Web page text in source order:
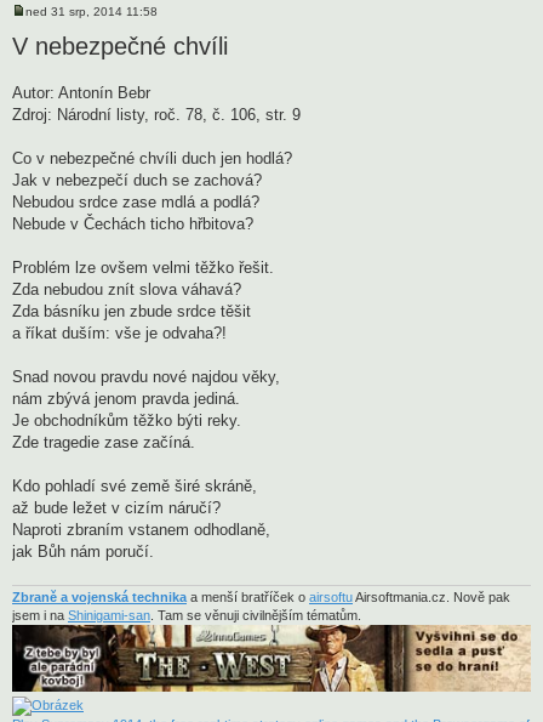
ř
ě
v
e
ned 31 srp, 2014 11:58
V nebezpečné chvíli
Autor: Antonín Bebr
Zdroj: Národní listy, roč. 78, č. 106, str. 9
Co v nebezpečné chvíli duch jen hodlá?
Jak v nebezpečí duch se zachová?
Nebudou srdce zase mdlá a podlá?
Nebude v Čechách ticho hřbitova?
Problém lze ovšem velmi těžko řešit.
Zda nebudou znít slova váhavá?
Zda básníku jen zbude srdce těšit
a říkat duším: vše je odvaha?!
Snad novou pravdu nové najdou věky,
nám zbývá jenom pravda jediná.
Je obchodníkům těžko býti reky.
Zde tragedie zase začíná.
Kdo pohladí své země širé skráně,
až bude ležet v cizím náručí?
Naproti zbraním vstanem odhodlaně,
jak Bůh nám poručí.
Zbraně a vojenská technika a menší bratříček o airsoftuAirsoftmania.cz. Nově pak
jsem i na Shinigami-san . Tam se věnuji civilnějším tématům.